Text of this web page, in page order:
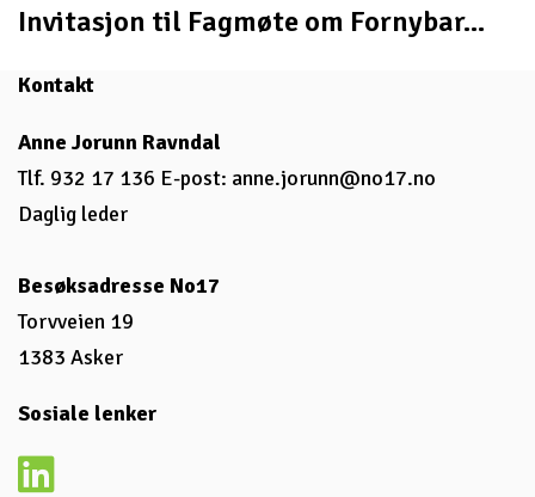
Invitasjon til Fagmøte om Fornybar...
Kontakt
Anne Jorunn Ravndal
Tlf. 932 17 136 E-post: anne.jorunn@no17.no
Daglig leder
Besøksadresse No17
Torvveien 19
1383 Asker
Sosiale lenker